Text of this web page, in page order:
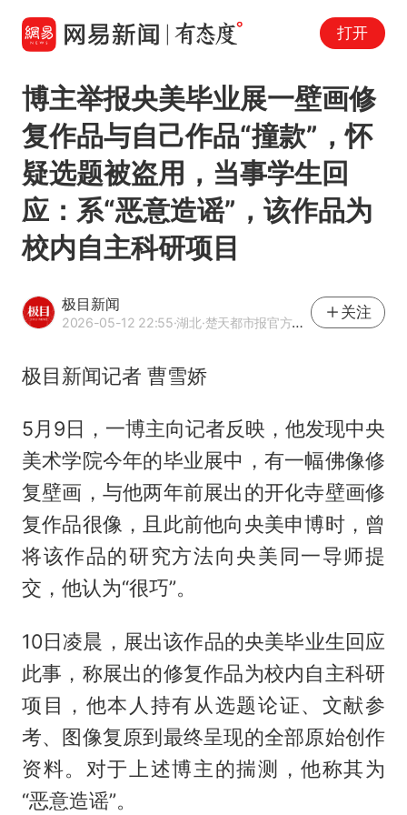
打开
博主举报央美毕业展一壁画修
复作品与自己作品“撞款”，怀
疑选题被盗用，当事学生回
应：系“恶意造谣”，该作品为
校内自主科研项目
极目新闻
2026-05-12 22:55·湖北·楚天都市报官方网易号
关注
极目新闻记者 曹雪娇
5月9日，一博主向记者反映，他发现中央
美术学院今年的毕业展中，有一幅佛像修
复壁画，与他两年前展出的开化寺壁画修
复作品很像，且此前他向央美申博时，曾
将该作品的研究方法向央美同一导师提
交，他认为“很巧”。
10日凌晨，展出该作品的央美毕业生回应
此事，称展出的修复作品为校内自主科研
项目，他本人持有从选题论证、文献参
考、图像复原到最终呈现的全部原始创作
资料。对于上述博主的揣测，他称其为
“恶意造谣”。